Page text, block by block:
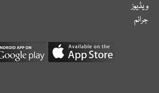
ویڈیوز
جرائم